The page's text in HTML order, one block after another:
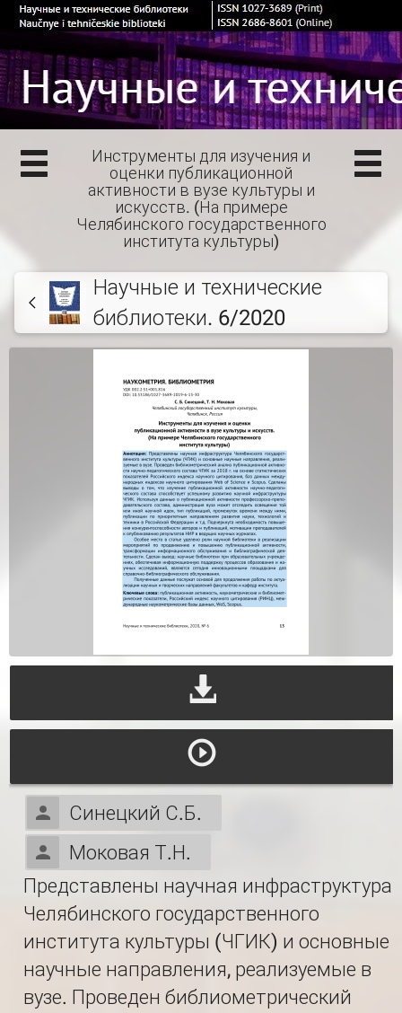
Инструменты для изучения и
оценки публикационной
активности в вузе культуры и
искусств. (На примере
Челябинского государственного
института культуры)
Научные и технические
библиотеки. 6/2020
Синецкий С.Б.
Моковая Т.Н.
Представлены научная инфраструктура
Челябинского государственного
института культуры (ЧГИК) и основные
научные направления, реализуемые в
вузе. Проведен библиометрический